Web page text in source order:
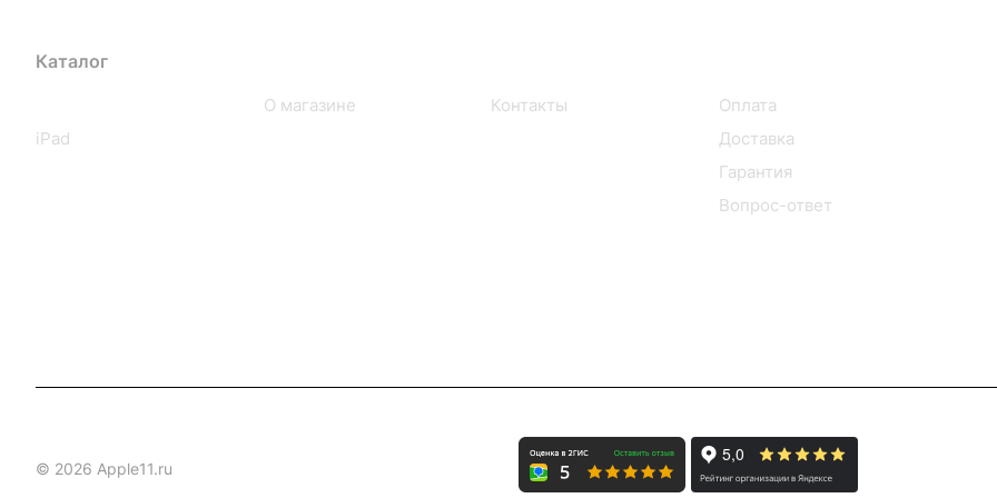
Каталог
iPad
О магазине Контакты
Оплата
Доставка
Гарантия
Вопрос-ответ
© 2026 Apple11.ru